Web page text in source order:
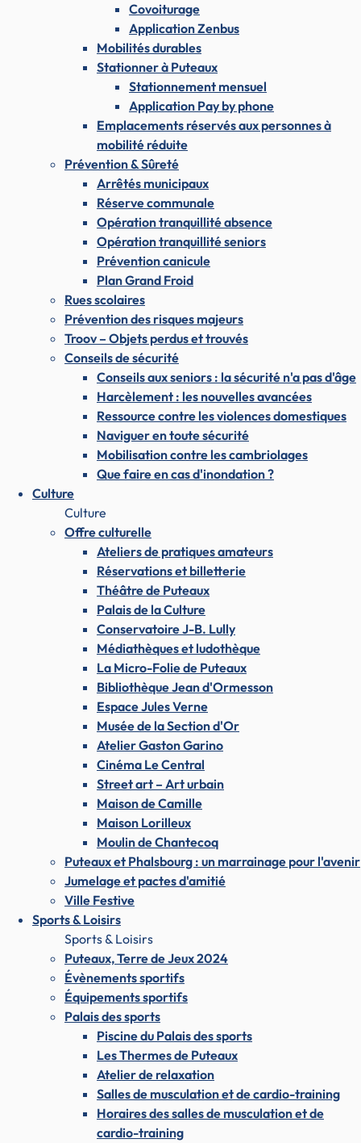
Covoiturage
Application Zenbus
Mobilités durables
Stationner à Puteaux
Stationnement mensuel
Application Pay by phone
Emplacements réservés aux personnes à
mobilité réduite
Prévention & Sûreté
Arrêtés municipaux
Réserve communale
Opération tranquillité absence
Opération tranquillité seniors
Prévention canicule
Plan Grand Froid
Rues scolaires
Prévention des risques majeurs
Troov – Objets perdus et trouvés
Conseils de sécurité
Conseils aux seniors : la sécurité n'a pas d'âge
Harcèlement : les nouvelles avancées
Ressource contre les violences domestiques
Naviguer en toute sécurité
Mobilisation contre les cambriolages
Que faire en cas d'inondation ?
Culture
Culture
Offre culturelle
Ateliers de pratiques amateurs
Réservations et billetterie
Théâtre de Puteaux
Palais de la Culture
Conservatoire J-B. Lully
Médiathèques et ludothèque
La Micro-Folie de Puteaux
Bibliothèque Jean d'Ormesson
Espace Jules Verne
Musée de la Section d'Or
Atelier Gaston Garino
Cinéma Le Central
Street art – Art urbain
Maison de Camille
Maison Lorilleux
Moulin de Chantecoq
Puteaux et Phalsbourg : un marrainage pour l'avenir
Jumelage et pactes d'amitié
Ville Festive
Sports & Loisirs
Sports & Loisirs
Puteaux, Terre de Jeux 2024
Évènements sportifs
Équipements sportifs
Palais des sports
Piscine du Palais des sports
Les Thermes de Puteaux
Atelier de relaxation
Salles de musculation et de cardio-training
Horaires des salles de musculation et de
cardio-training